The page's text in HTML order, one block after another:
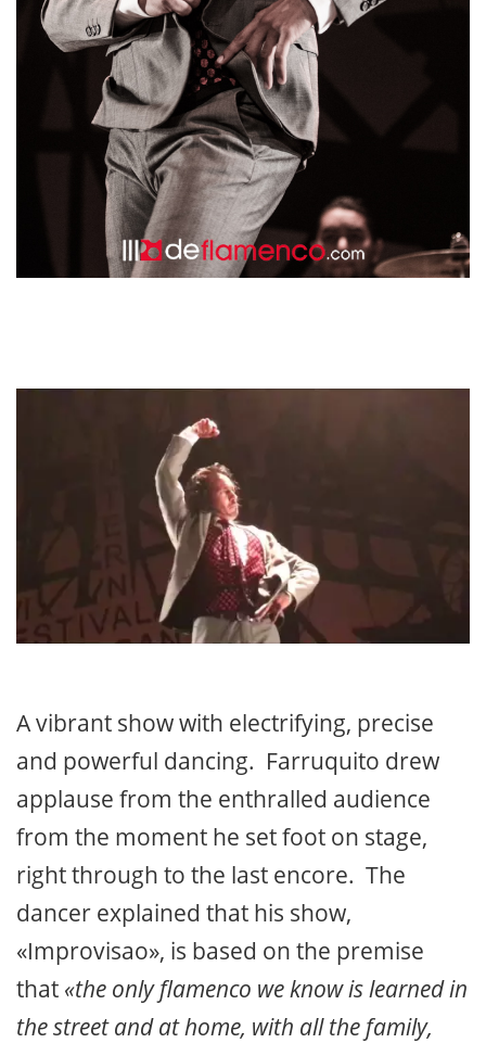
A vibrant show with electrifying, precise
and powerful dancing. Farruquito drew
applause from the enthralled audience
from the moment he set foot on stage,
right through to the last encore. The
dancer explained that his show,
«Improvisao», is based on the premise
that «the only flamenco we know is learned in
the street and at home, with all the family,